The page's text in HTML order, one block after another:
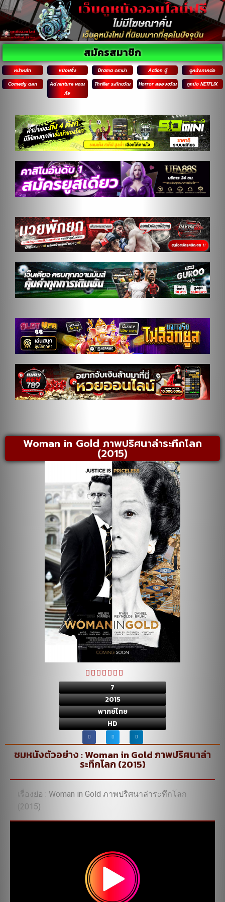
หน้าหลัก หนังฝรั่ง Drama ดราม่า Action บู๊
ดูหนังภาคต่อ
Comedy ตลก
Adventure ผจญ
ภัย
Thriller ระทึกขวัญ Horror สยองขวัญ ดูหนัง NETFLIX
สมัครสมาชิก
Woman in Gold ภาพปริศนาล่าระทึกโลก
(2015)
7
2015
พากย์ไทย
HD
ชมหนังตัวอย่าง : Woman in Gold ภาพปริศนาล่า
ระทึกโลก (2015)
เรื่องย่อ : Woman in Gold ภาพปริศนาล่าระทึกโลก
(2015)